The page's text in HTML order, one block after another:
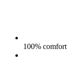
100% comfort